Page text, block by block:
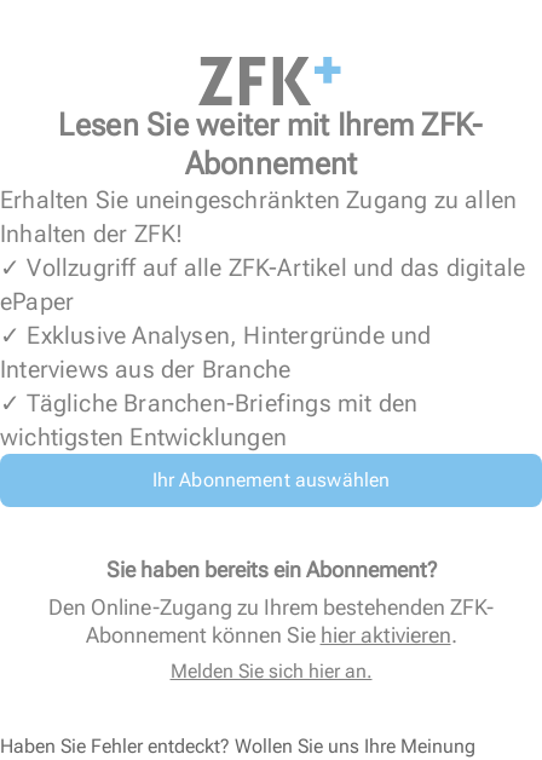
Lesen Sie weiter mit Ihrem ZFK-
Abonnement
Erhalten Sie uneingeschränkten Zugang zu allen
Inhalten der ZFK!
✓ Vollzugriff auf alle ZFK-Artikel und das digitale
ePaper
✓ Exklusive Analysen, Hintergründe und
Interviews aus der Branche
✓ Tägliche Branchen-Briefings mit den
wichtigsten Entwicklungen
Ihr Abonnement auswählen
Sie haben bereits ein Abonnement?
Den Online-Zugang zu Ihrem bestehenden ZFK-
Abonnement können Sie hier aktivieren.
Melden Sie sich hier an.
Haben Sie Fehler entdeckt? Wollen Sie uns Ihre Meinung